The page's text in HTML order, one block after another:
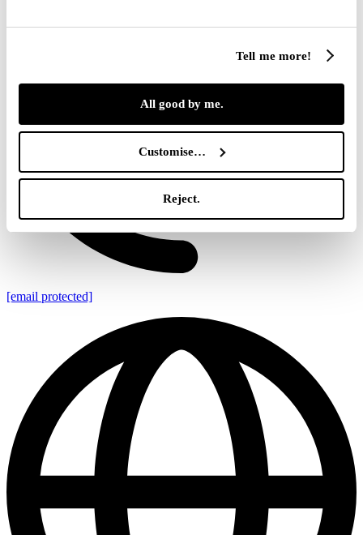
Tell me more!
All good by me.
Customise…
Reject.
[email protected]